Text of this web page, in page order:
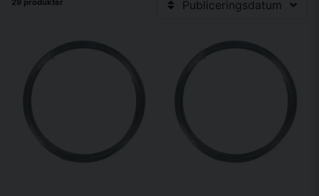
29 produkter Publiceringsdatum